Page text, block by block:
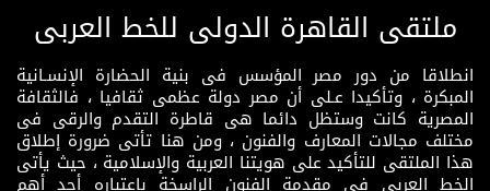
ملتقى القاهرة الدولى للخط العربى
انطلاقا من دور مصر المؤسس فى بنية الحضارة الإنسـانية
المبكرة ، وتأكيدا عـلى أن مصر دولة عظمى ثقافيا ، فالثقافة
المصرية كانت وستظل دائما هى قاطرة التقدم والرقى فى
مختلف مجالات المعارف والفنون ، ومن هنا تأتى ضرورة إطلاق
هذا الملتقى للتأكيد على هويتنا العربية والإسلامية ، حيث يأتى
الخط العربى فى مقدمة الفنون الراسخة باعتباره أحد أهم